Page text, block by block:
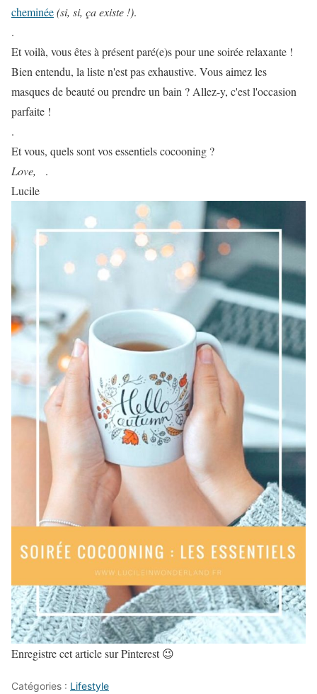
cheminée(si, si, ça existe !).
.
Et voilà, vous êtes à présent paré(e)s pour une soirée relaxante !
Bien entendu, la liste n'est pas exhaustive. Vous aimez les
masques de beauté ou prendre un bain ? Allez-y, c'est l'occasion
parfaite !
.
Et vous, quels sont vos essentiels cocooning ?
Love,
.
Lucile
Enregistre cet article sur Pinterest 😉
Catégories : Lifestyle